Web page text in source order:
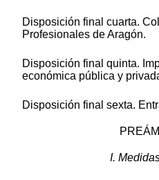
Disposición final cuarta.
Profesionales de Aragón.
Disposición final quinta.
económica pública y
Disposición final sexta.
I.